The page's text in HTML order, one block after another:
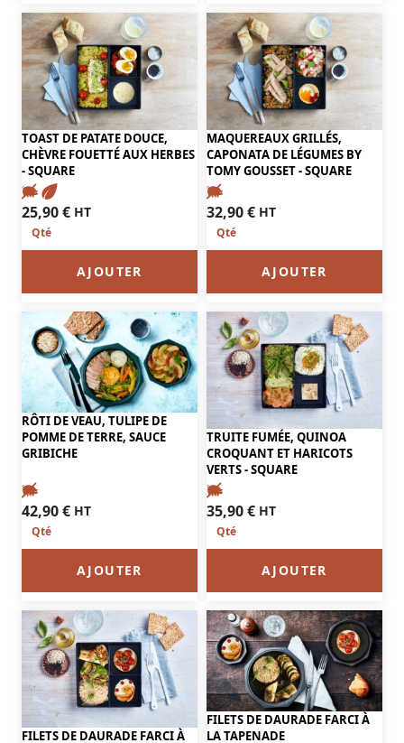
TOAST DE PATATE DOUCE,
CHÈVRE FOUETTÉ AUX HERBES
- SQUARE
25,90€ HT
AJOUTER
MAQUEREAUX GRILLÉS,
CAPONATA DE LÉGUMES BY
TOMY GOUSSET - SQUARE
32,90€ HT
AJOUTER
RÔTI DE VEAU, TULIPE DE
POMME DE TERRE, SAUCE
GRIBICHE
42,90€ HT
AJOUTER
TRUITE FUMÉE, QUINOA
CROQUANT ET HARICOTS
VERTS - SQUARE
35,90€ HT
AJOUTER
FILETS DE DAURADE FARCI À
FILETS DE DAURADE FARCI À
LA TAPENADE